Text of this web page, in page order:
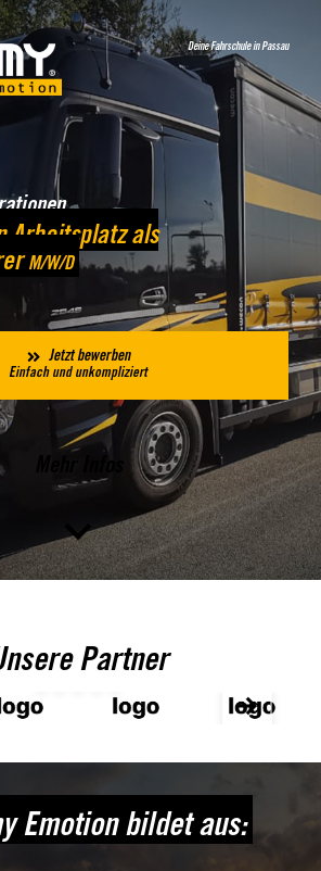
Deine Fahrschule inPassau
Arbeitsplatz als
M/W/D
Jetzt bewerben
Einfach und unkompliziert
Partner
Emotion bildet aus: